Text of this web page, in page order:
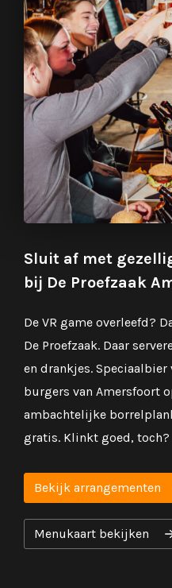
Sluit af met
bij De Proefzaak
De VR game overleefd?
De Proefzaak. Daar
en drankjes.
burgers van Amersfoort
ambachtelijke
gratis. Klinkt goed, toch?
Bekijk arrangementen
Menukaart bekijken